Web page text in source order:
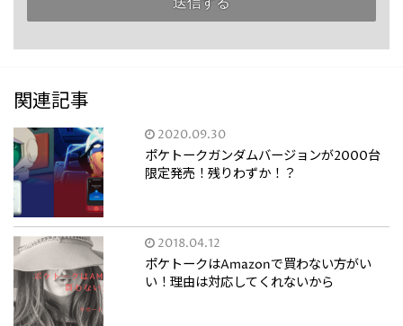
関連記事
2020.09.30
ポケトークガンダムバージョンが2000台
限定発売！残りわずか！？
2018.04.12
ポケトークはAmazonで買わない方がい
い！理由は対応してくれないから